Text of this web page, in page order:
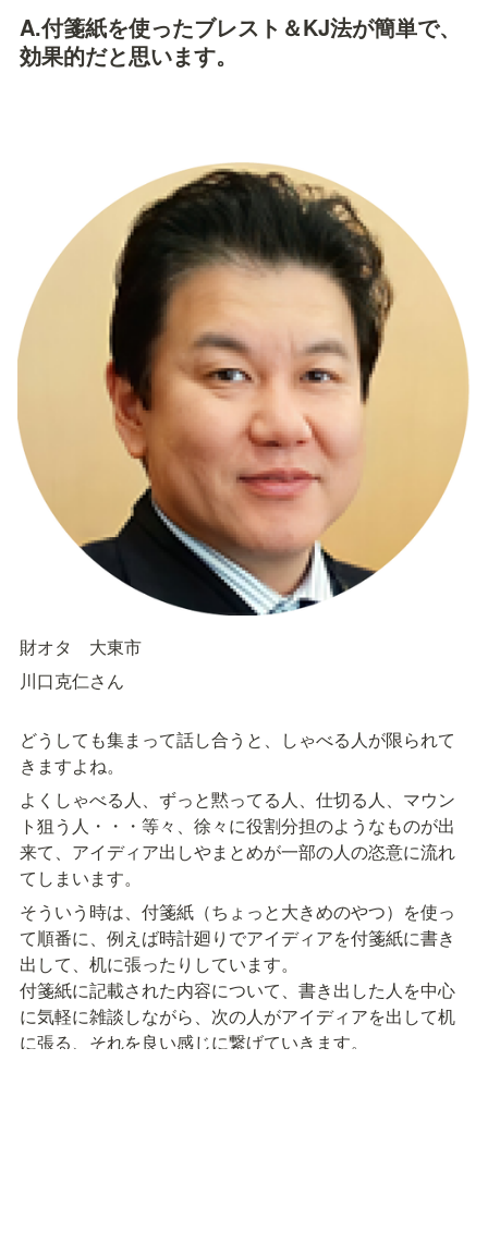
A.付箋紙を使ったブレスト＆KJ法が簡単で、
効果的だと思います。
財オタ　大東市
川口克仁さん
どうしても集まって話し合うと、しゃべる人が限られて
きますよね。
よくしゃべる人、ずっと黙ってる人、仕切る人、マウン
ト狙う人・・・等々、徐々に役割分担のようなものが出
来て、アイディア出しやまとめが一部の人の恣意に流れ
てしまいます。
そういう時は、付箋紙（ちょっと大きめのやつ）を使っ
て順番に、例えば時計廻りでアイディアを付箋紙に書き
出して、机に張ったりしています。
付箋紙に記載された内容について、書き出した人を中心
に気軽に雑談しながら、次の人がアイディアを出して机
に張る、それを良い感じに繋げていきます。